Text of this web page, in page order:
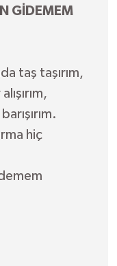
GİDEMEM
taş taşırım,
hiç